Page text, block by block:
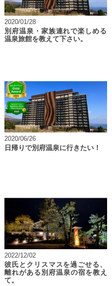
2020/01/28
別府温泉・家族連れで楽しめる
温泉旅館を教えて下さい。
2020/06/26
日帰りで別府温泉に行きたい！
2022/12/02
彼氏とクリスマスを過ごせる、
離れがある別府温泉の宿を教え
て。